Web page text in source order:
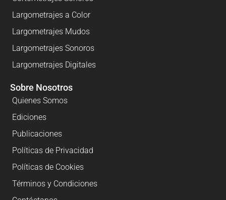
Largometrajes a Color
Largometrajes Mudos
Largometrajes Sonoros
Largometrajes Digitales
Sobre Nosotros
Quienes Somos
Ediciones
Publicaciones
Políticas de Privacidad
Políticas de Cookies
Términos y Condiciones